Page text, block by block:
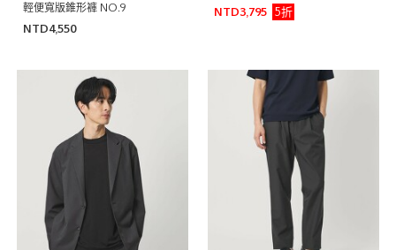
輕便寬版錐形褲 NO.9
NTD4,550
NTD3,795
5折